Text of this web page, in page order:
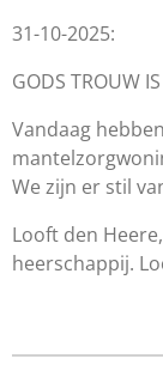
31-10-2025:
GODS TROUW
Vandaag
We zijn er stil
Looft den
heerschappij.